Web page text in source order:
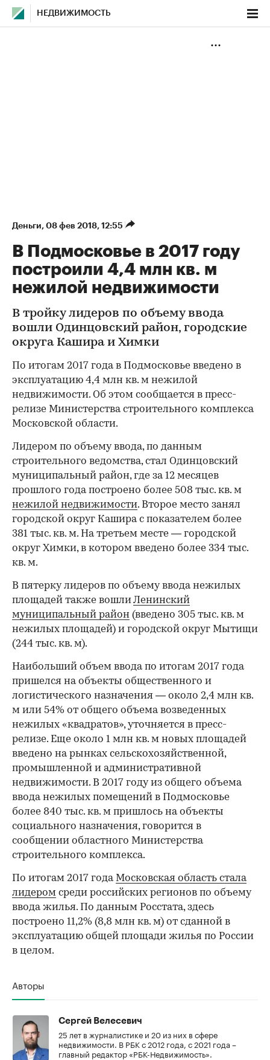
НЕДВИЖИМОСТЬ
Деньги⁠, 08 фев 2018, 12:55
В Подмосковье в 2017 году
построили 4,4 млн кв. м
нежилой недвижимости
В тройку лидеров по объему ввода
вошли Одинцовский район, городские
округа Кашира и Химки
По итогам 2017 года в Подмосковье введено в
эксплуатацию 4,4 млн кв. м нежилой
недвижимости. Об этом сообщается в пресс-
релизе Министерства строительного комплекса
Московской области.
Лидером по объему ввода, по данным
строительного ведомства, стал Одинцовский
муниципальный район, где за 12 месяцев
прошлого года построено более 508 тыс. кв. м
нежилой недвижимости. Второе место занял
городской округ Кашира с показателем более
381 тыс. кв. м. На третьем месте — городской
округ Химки, в котором введено более 334 тыс.
кв. м.
В пятерку лидеров по объему ввода нежилых
площадей также вошлиЛенинский
муниципальный район (введено 305 тыс. кв. м
нежилых площадей) и городской округ Мытищи
(244 тыс. кв. м).
Наибольший объем ввода по итогам 2017 года
пришелся на объекты общественного и
логистического назначения — около 2,4 млн кв.
м или 54% от общего объема возведенных
нежилых «квадратов», уточняется в пресс-
релизе. Еще около 1 млн кв. м новых площадей
введено на рынках сельскохозяйственной,
промышленной и административной
недвижимости. В 2017 году из общего объема
ввода нежилых помещений в Подмосковье
более 840 тыс. кв. м пришлось на объекты
социального назначения, говорится в
сообщении областного Министерства
строительного комплекса.
По итогам 2017 года Московская область стала
лидером среди российских регионов по объему
ввода жилья. По данным Росстата, здесь
построено 11,2% (8,8 млн кв. м) от сданной в
эксплуатацию общей площади жилья по России
в целом.
Авторы
Сергей Велесевич
25 лет в журналистике и 20 из них в сфере
недвижимости. В РБК с 2012 года, с 2021 года –
главный редактор «РБК-Недвижимость».